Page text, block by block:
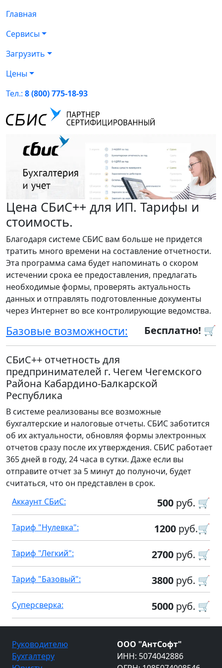
Главная
Сервисы
Загрузить
Цены
Тел.: 8 (800) 775-18-93
Цена СБиС++ для ИП. Тарифы и
стоимость.
Благодаря системе СБИС вам больше не придется
тратить много времени на составление отчетности.
Эта программа сама будет напоминать о скором
истечении срока ее предоставления, предлагать
необходимые формы, проверять актуальность
данных и отправлять подготовленные документы
через Интернет во все контролирующие ведомства.
Бесплатно! 🛒
Базовые возможности:
СБиС++ отчетность для
предпринимателей г. Чегем Чегемского
Района Кабардино-Балкарской
Республика
В системе реализованы все возможные
бухгалтерские и налоговые отчеты. СБИС заботится
об их актуальности, обновляя формы электронных
отчетов сразу после их утверждения. СБИС работает
365 дней в году, 24 часа в сутки. Даже если вы
отправите отчет за 5 минут до полуночи, будет
считаться, что он представлен в срок.
500 руб. 🛒
Аккаунт СБиС:
1200 руб.🛒
Тариф "Нулевка":
2700 руб. 🛒
Тариф "Легкий":
3800 руб. 🛒
Тариф "Базовый":
5000 руб. 🛒
Суперсверка:
Руководителю
Бухгалтеру
ООО "АнтСофт"
ИНН: 5074042886